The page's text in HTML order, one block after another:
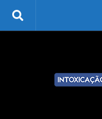
Skip to content